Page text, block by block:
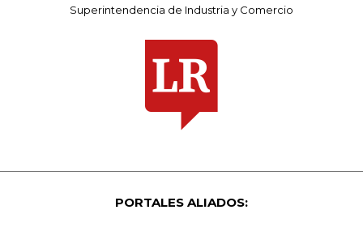
Superintendencia de Industria y Comercio
PORTALES ALIADOS: